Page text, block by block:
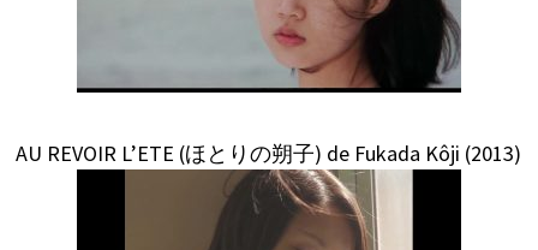
AU REVOIR L’ETE (ほとりの朔子) de Fukada Kôji (2013)